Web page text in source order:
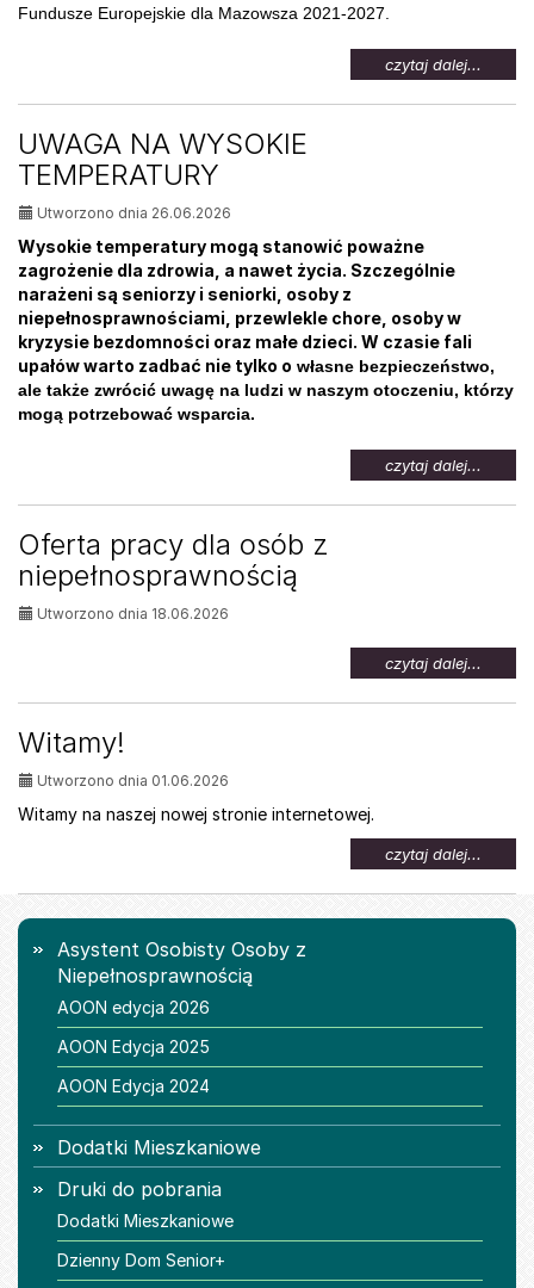
Fundusze Europejskie dla Mazowsza 2021-2027.
czytaj dalej...
temat:
UWAGA NA WYSOKIE
TEMPERATURY
Utworzono dnia 26.06.2026
Wysokie temperatury mogą stanowić poważne
zagrożenie dla zdrowia, a nawet życia. Szczególnie
narażeni są seniorzy i seniorki, osoby z
niepełnosprawnościami, przewlekle chore, osoby w
kryzysie bezdomności oraz małe dzieci. W czasie fali
upałów warto zadbać nie tylko o własne bezpieczeństwo,
ale także zwrócić uwagę na ludzi w naszym otoczeniu, którzy
mogą potrzebować wsparcia.
czytaj dalej...
temat:
Oferta pracy dla osób z
niepełnosprawnością
Utworzono dnia 18.06.2026
czytaj dalej...
temat:
Oferta
Witamy!
Utworzono dnia 01.06.2026
Witamy na naszej nowej stronie internetowej.
czytaj dalej...
temat:
Menu
Asystent Osobisty Osoby z
Niepełnosprawnością
AOON edycja 2026
AOON Edycja 2025
AOON Edycja 2024
Dodatki Mieszkaniowe
Druki do pobrania
Dodatki Mieszkaniowe
Dzienny Dom Senior+